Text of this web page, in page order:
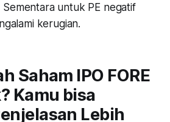
Sementara untuk PE negatif
kerugian.
Saham IPO FORE
Kamu bisa
Lebih